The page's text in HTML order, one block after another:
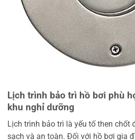
Lịch trình bảo trì hồ bơi phù
khu nghỉ dưỡng
Lịch trình bảo trì là yếu tố then chốt
sạch và an toàn. Đối với hồ bơi gia